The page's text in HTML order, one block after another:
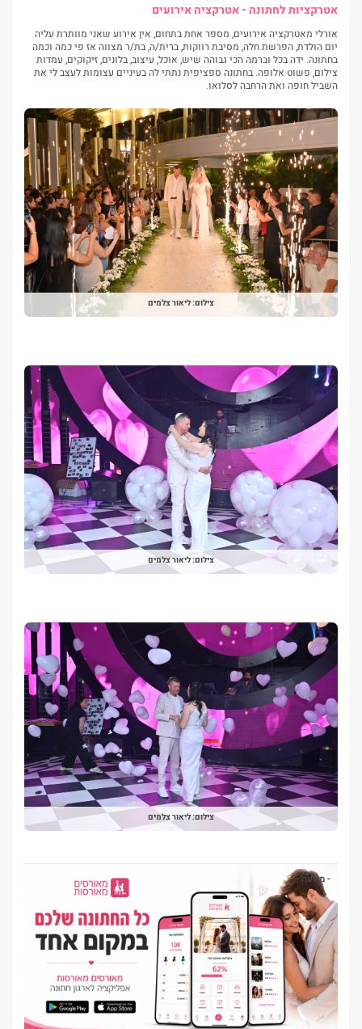
אטרקציות לחתונה - אטרקציה אירועים
אורלי מאטרקציה אירועים, מספר אחת בתחום, אין אירוע שאני מוותרת עליה
יום הולדת, הפרשת חלה, מסיבת רווקות, ברית/ה, בת/ר מצווה אז פי כמה וכמה
בחתונה. ידה בכל וברמה הכי גבוהה שיש, אוכל, עיצוב, בלונים, זיקוקים, עמדות
צילום, פשוט אלופה. בחתונה ספציפית נתתי לה בעיניים עצומות לעצב לי את
השביל חופה ואת הרחבה לסלואו.
צילום: ליאור צלמים
צילום: ליאור צלמים
צילום: ליאור צלמים
- מודעה -